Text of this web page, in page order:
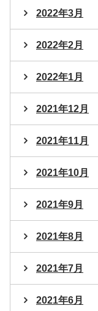
2022年3月
2022年2月
2022年1月
2021年12月
2021年11月
2021年10月
2021年9月
2021年8月
2021年7月
2021年6月